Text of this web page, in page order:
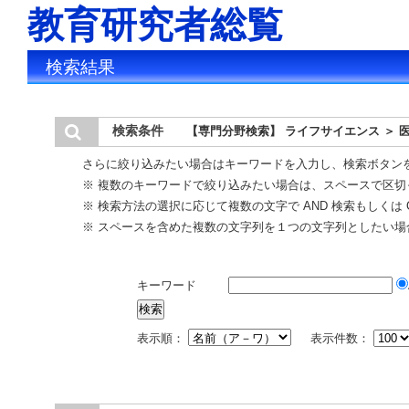
教育研究者総覧
検索結果
検索条件 【専門分野検索】 ライフサイエンス ＞
さらに絞り込みたい場合はキーワードを入力し、検索ボタ
※ 複数のキーワードで絞り込みたい場合は、スペースで区
※ 検索方法の選択に応じて複数の文字で AND 検索もしくは
※ スペースを含めた複数の文字列を１つの文字列としたい
キーワード
表示順： 表示件数：